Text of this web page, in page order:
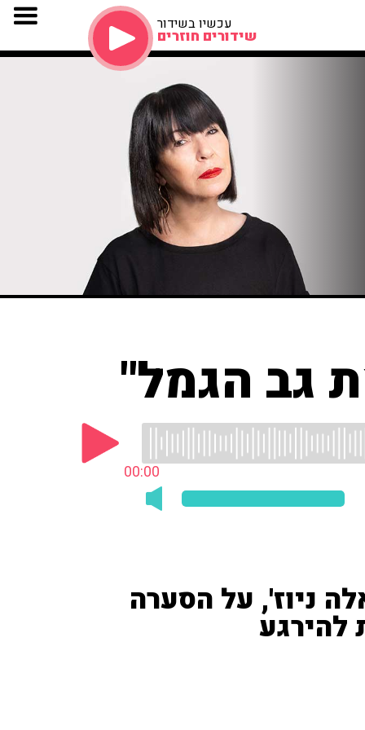
עכשיו בשידור
שידורים חוזרים
גב הגמל"
00:00
ניוז', על הסערה